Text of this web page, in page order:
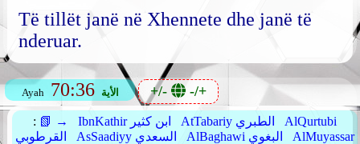
Të tillët janë në Xhennete dhe janë të
nderuar.
Ayah 70:36 الأية +/- -/+
: 📗 → IbnKathir ابن كثير AtTabariy الطبري
AlQurtubi
القرطوبي
AsSaadiyy السعدي AlBaghawi البغوي
AlMuyassar